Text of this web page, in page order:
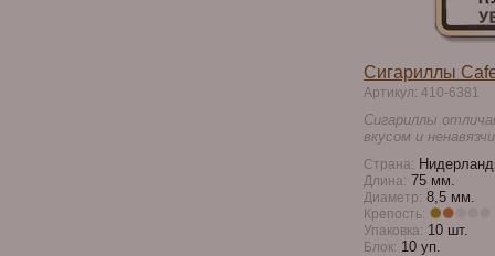
Сигариллы
Артикул: 410-6381
Сигариллы
вкусом и
Страна:
Длина: 75 мм.
Диаметр: 8,5 мм.
Крепость:
Упаковка: 10 шт.
Блок: 10 уп.